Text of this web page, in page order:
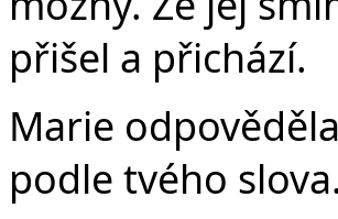
přišel a přichází.
Marie
podle tvého